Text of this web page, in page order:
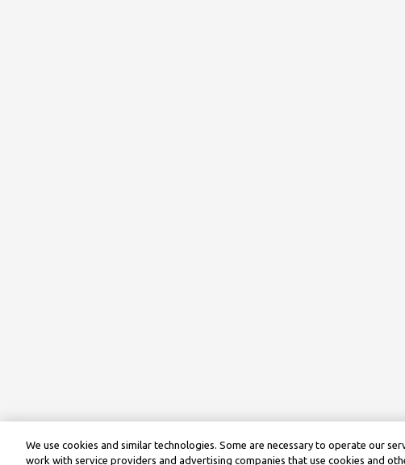
We use cookies and similar technologies. Some are necessary to operate our
work with service providers and advertising companies that use cookies and